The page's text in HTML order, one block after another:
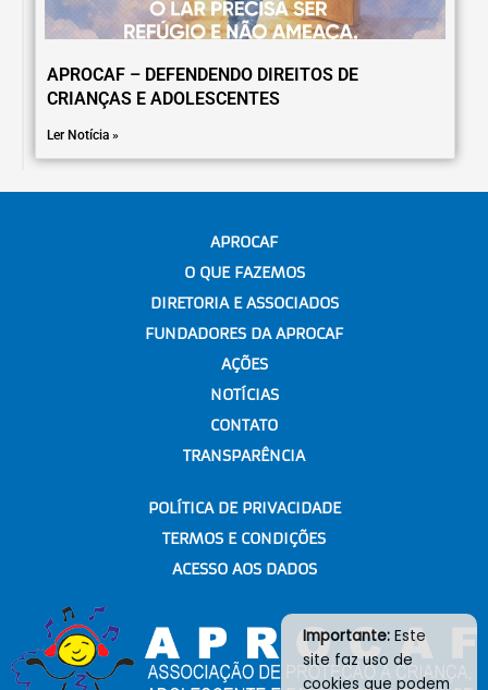
APROCAF – DEFENDENDO DIREITOS DE
CRIANÇAS E ADOLESCENTES
Ler Notícia »
APROCAF
O QUE FAZEMOS
DIRETORIA E ASSOCIADOS
FUNDADORES DA APROCAF
AÇÕES
NOTÍCIAS
CONTATO
TRANSPARÊNCIA
POLÍTICA DE PRIVACIDADE
TERMOS E CONDIÇÕES
ACESSO AOS DADOS
Importante: Este
site faz uso de
cookies que podem